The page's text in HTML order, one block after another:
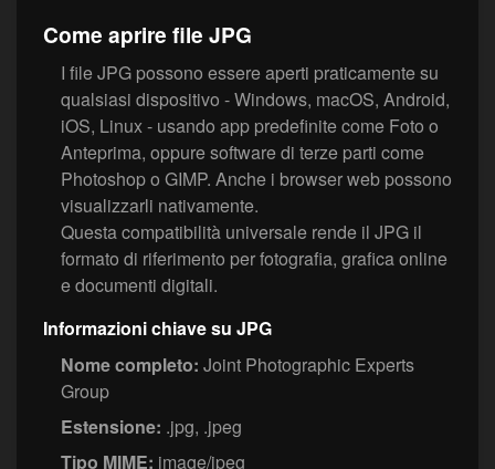
Come aprire file JPG
I file JPG possono essere aperti praticamente su
qualsiasi dispositivo - Windows, macOS, Android,
iOS, Linux - usando app predefinite come Foto o
Anteprima, oppure software di terze parti come
Photoshop o GIMP. Anche i browser web possono
visualizzarli nativamente.
Questa compatibilità universale rende il JPG il
formato di riferimento per fotografia, grafica online
e documenti digitali.
Informazioni chiave su JPG
Nome completo: Joint Photographic Experts
Group
Estensione: .jpg, .jpeg
Tipo MIME: image/jpeg